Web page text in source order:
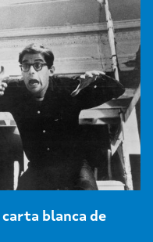
blanca de